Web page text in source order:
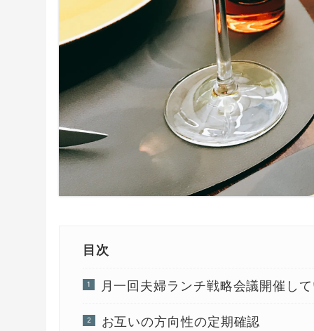
目次
月一回夫婦ランチ戦略会議開催し
お互いの方向性の定期確認